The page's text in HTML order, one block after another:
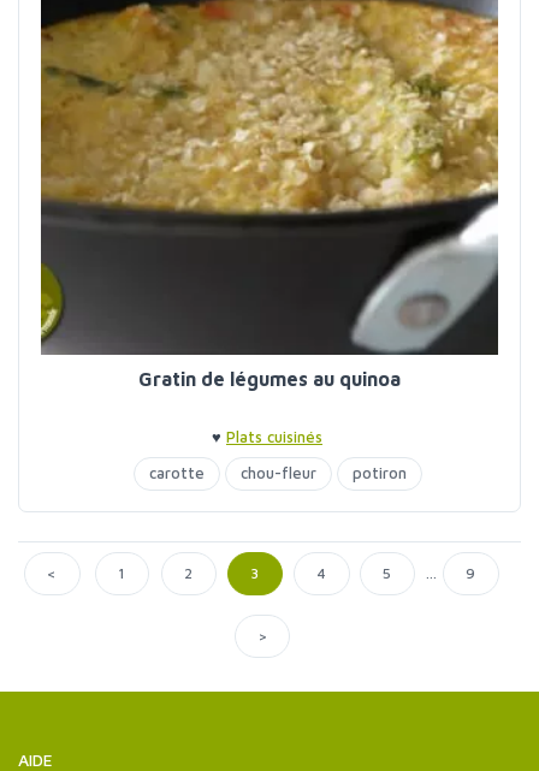
Gratin de légumes au quinoa
♥ Plats cuisinés
carotte
chou-fleur potiron
< 1 2 3 4 5 9
>
AIDE